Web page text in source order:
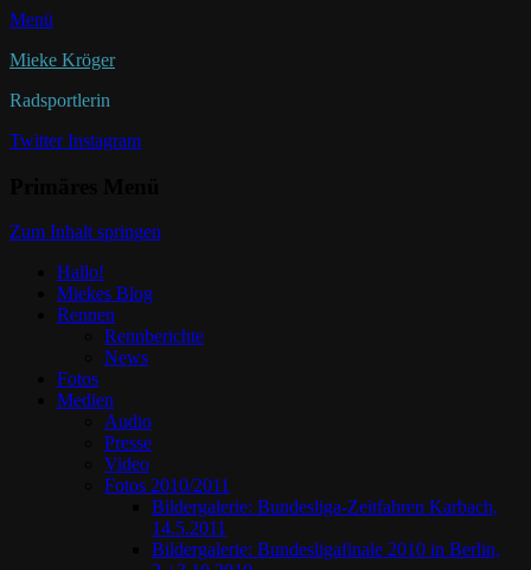
Menü
Mieke Kröger
Radsportlerin
Twitter Instagram
Zum Inhalt springen
Hallo!
Miekes Blog
Rennen
Rennberichte
News
Fotos
Medien
Audio
Presse
Video
Fotos 2010/2011
Bildergalerie: Bundesliga-Zeitfahren Karbach,
14.5.2011
Bildergalerie: Bundesligafinale 2010 in Berlin,